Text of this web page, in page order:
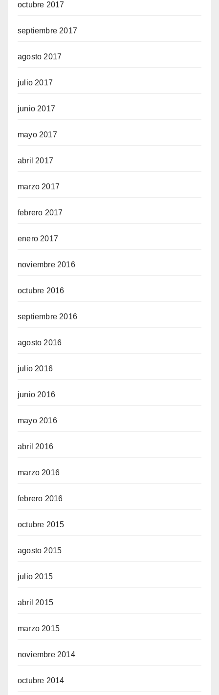
octubre 2017
septiembre 2017
agosto 2017
julio 2017
junio 2017
mayo 2017
abril 2017
marzo 2017
febrero 2017
enero 2017
noviembre 2016
octubre 2016
septiembre 2016
agosto 2016
julio 2016
junio 2016
mayo 2016
abril 2016
marzo 2016
febrero 2016
octubre 2015
agosto 2015
julio 2015
abril 2015
marzo 2015
noviembre 2014
octubre 2014